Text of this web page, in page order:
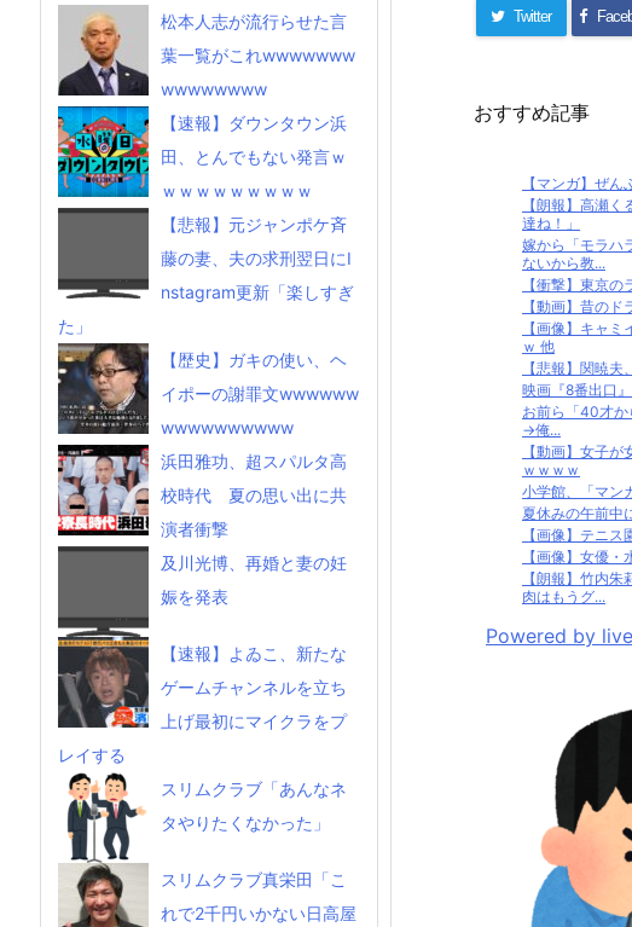
Twitter
おすすめ記事
【マンガ】ぜん
【朗報】高瀬
達ね！」
嫁から「モラハ
ないから教...
【衝撃】東京
【動画】昔の
【画像】キャ
ｗ 他
【悲報】関暁
映画『8番出口
お前ら「40才か
→俺...
【動画】女子
ｗｗｗｗ
小学館、「マン
夏休みの午前中
【画像】テニ
【画像】女優
【朗報】竹内
肉はもうグ...
Powered by
松本人志が流行らせた言
葉一覧がこれwwwwwww
wwwwwwww
【速報】ダウンタウン浜
田、とんでもない発言ｗ
ｗｗｗｗｗｗｗｗｗ
【悲報】元ジャンポケ斉
藤の妻、夫の求刑翌日にI
nstagram更新「楽しすぎ
た」
【歴史】ガキの使い、ヘ
イポーの謝罪文wwwwww
wwwwwwwwww
浜田雅功、超スパルタ高
校時代 夏の思い出に共
演者衝撃
及川光博、再婚と妻の妊
娠を発表
【速報】よゐこ、新たな
ゲームチャンネルを立ち
上げ最初にマイクラをプ
レイする
スリムクラブ「あんなネ
タやりたくなかった」
スリムクラブ真栄田「こ
れで2千円いかない日高屋